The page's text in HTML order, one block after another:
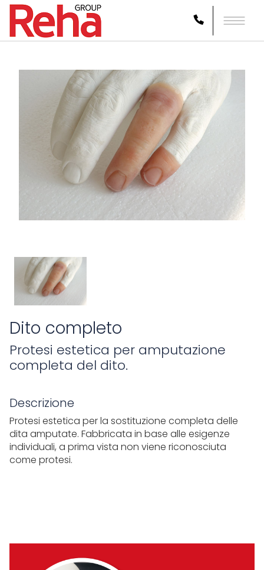
Dito completo
Protesi estetica per amputazione
completa del dito.
Descrizione
Protesi estetica per la sostituzione completa delle
dita amputate. Fabbricata in base alle esigenze
individuali, a prima vista non viene riconosciuta
come protesi.